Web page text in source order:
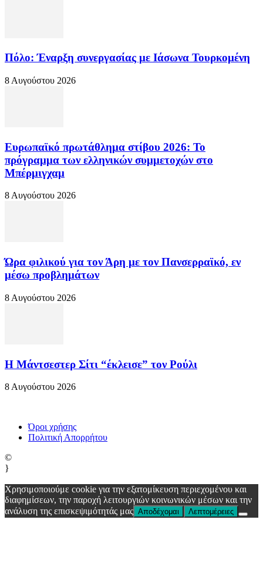
Πόλο: Έναρξη συνεργασίας με Ιάσωνα Τουρκομένη
8 Αυγούστου 2026
Ευρωπαϊκό πρωτάθλημα στίβου 2026: Το
πρόγραμμα των ελληνικών συμμετοχών στο
Μπέρμιγχαμ
8 Αυγούστου 2026
Ώρα φιλικού για τον Άρη με τον Πανσερραϊκό, εν
μέσω προβλημάτων
8 Αυγούστου 2026
Η Μάντσεστερ Σίτι “έκλεισε” τον Ρούλι
8 Αυγούστου 2026
Όροι χρήσης
Πολιτική Απορρήτου
©
}
Χρησιμοποιούμε cookie για την εξατομίκευση περιεχομένου και
διαφημίσεων, την παροχή λειτουργιών κοινωνικών μέσων και την
ανάλυση της επισκεψιμότητάς μας Αποδέχομαι Λεπτομέρειες